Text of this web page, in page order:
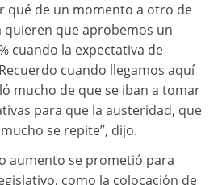
qué de un momento a otro de
que aprobemos un
cuando la expectativa de
cuando llegamos aquí
mucho de que se iban a tomar
para que la austeridad, que
se repite”, dijo.
aumento se prometió para
como la colocación de